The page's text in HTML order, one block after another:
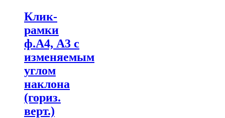
Клик-
рамки
ф.А4, А3 с
изменяемым
углом
наклона
(гориз.
верт.)